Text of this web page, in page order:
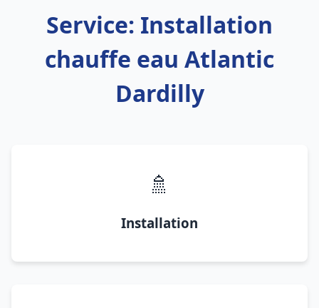
Service: Installation
chauffe eau Atlantic
Dardilly
🚿
Installation